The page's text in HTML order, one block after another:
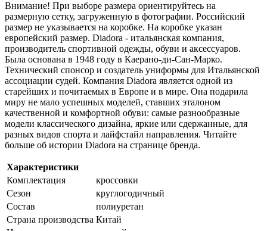
Внимание! При выборе размера ориентируйтесь на
размерную сетку, загруженную в фотографии. Российский
размер не указывается на коробке. На коробке указан
европейский размер. Diadora - итальянская компания,
производитель спортивной одежды, обуви и аксессуаров.
Была основана в 1948 году в Каерано-ди-Сан-Марко.
Технический спонсор и создатель униформы для Итальянской
ассоциации судей. Компания Diadora является одной из
старейших и почитаемых в Европе и в мире. Она подарила
миру не мало успешных моделей, ставших эталоном
качественной и комфортной обуви: самые разнообразные
модели классического дизайна, яркие или сдержанные, для
разных видов спорта и лайфстайл направления. Читайте
больше об истории Diadora на странице бренда.
Характеристики
Комплектация
кроссовки
Сезон
круглогодичный
Состав
полиуретан
Страна производства Китай